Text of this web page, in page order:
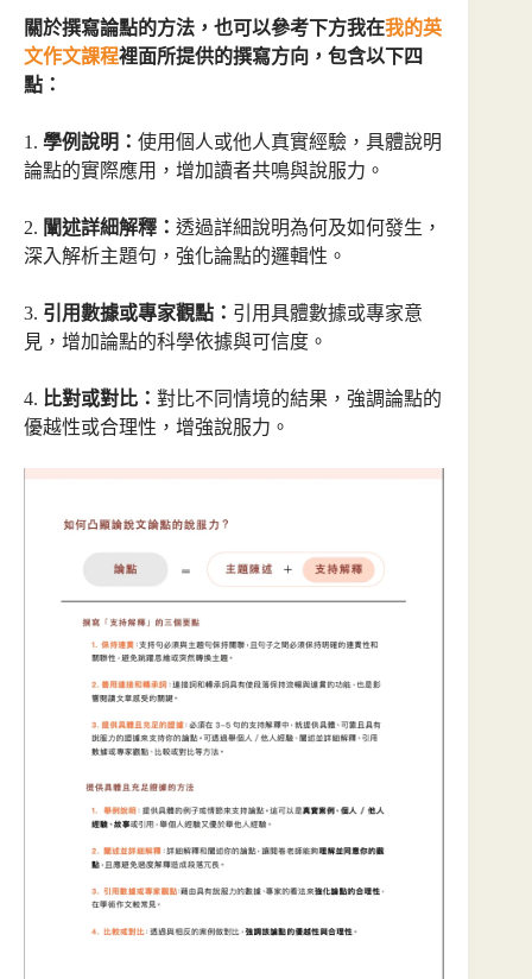
關於撰寫論點的方法，也可以參考下方我在我的英
文作文課程裡面所提供的撰寫方向，包含以下四
點：
1. 學例說明： 使用個人或他人真實經驗，具體說明
論點的實際應用，增加讀者共鳴與說服力。
2. 闡述詳細解釋： 透過詳細說明為何及如何發生，
深入解析主題句，強化論點的邏輯性。
3. 引用數據或專家觀點： 引用具體數據或專家意
見，增加論點的科學依據與可信度。
4. 比對或對比： 對比不同情境的結果，強調論點的
優越性或合理性，增強說服力。